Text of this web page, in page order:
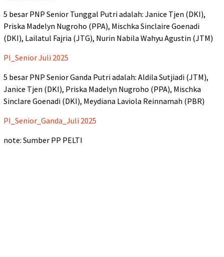
5 besar PNP Senior Tunggal Putri adalah: Janice Tjen (DKI),
Priska Madelyn Nugroho (PPA), Mischka Sinclaire Goenadi
(DKI), Lailatul Fajria (JTG), Nurin Nabila Wahyu Agustin (JTM)
PI_Senior Juli 2025
5 besar PNP Senior Ganda Putri adalah: Aldila Sutjiadi (JTM),
Janice Tjen (DKI), Priska Madelyn Nugroho (PPA), Mischka
Sinclare Goenadi (DKI), Meydiana Laviola Reinnamah (PBR)
PI_Senior_Ganda_Juli 2025
note: Sumber PP PELTI